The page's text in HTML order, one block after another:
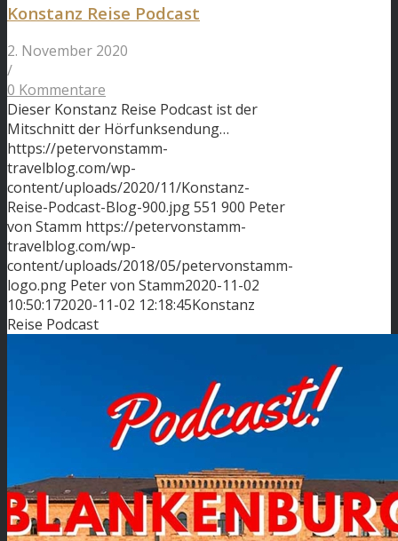
Konstanz Reise Podcast
2. November 2020
/
0 Kommentare
Dieser Konstanz Reise Podcast ist der
Mitschnitt der Hörfunksendung…
https://petervonstamm-
travelblog.com/wp-
content/uploads/2020/11/Konstanz-
Reise-Podcast-Blog-900.jpg551 900 Peter
von Stamm https://petervonstamm-
travelblog.com/wp-
content/uploads/2018/05/petervonstamm-
logo.png Peter von Stamm2020-11-02
10:50:172020-11-02 12:18:45Konstanz
Reise Podcast